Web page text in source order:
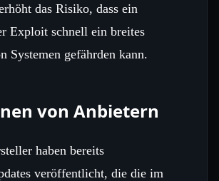
das Risiko, dass ein
Exploit schnell ein breites
Systemen gefährden kann.
von Anbietern
haben bereits
veröffentlicht, die die im